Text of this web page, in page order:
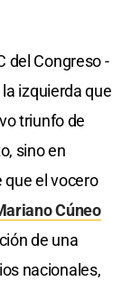
del Congreso -
izquierda que
triunfo de
sino en
que el vocero
Cúneo
de una
nacionales,